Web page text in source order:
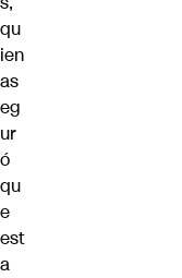
qu
ien
as
eg
ur
ó
qu
e
est
a